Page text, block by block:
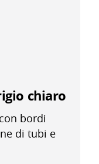
chiaro
bordi
di tubi e